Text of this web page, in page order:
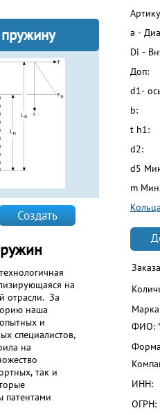
Создать
на
отрасли. За
наша
и
специалистов,
на
так и
патентами
a -
Di -
Доп:
d1-
b:
t h1:
d2:
d5
m
ФИО:
ИНН:
ОГРН: